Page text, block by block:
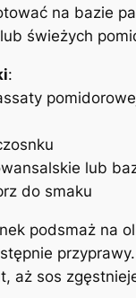
na bazie
świeżych
:
lub
do smaku
podsmaż na
aż sos